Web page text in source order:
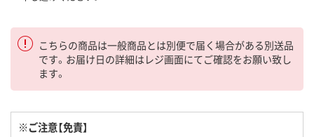
こちらの商品は一般商品とは別便で届く場合がある別送品
です。お届け日の詳細はレジ画面にてご確認をお願い致し
ます。
※ご注意【免責】